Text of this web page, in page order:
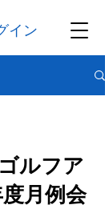
イン
ルフア
月例会